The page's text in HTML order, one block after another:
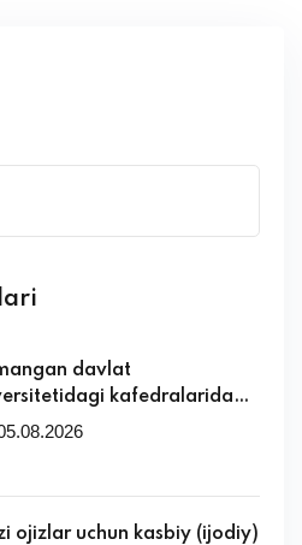
davlat
kafedralaridagi
ish oʻrinlari toʻgʻrisida
ojizlar uchun kasbiy (ijodiy)